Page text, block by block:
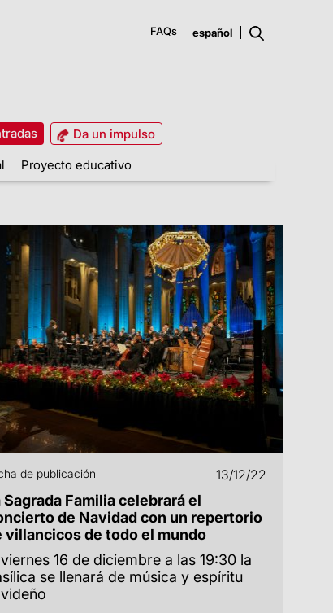
FAQs
Da un impulso
Proyecto educativo
de publicación 13/12/22
Sagrada Familia celebrará el
de Navidad con un repertorio
villancicos de todo el mundo
16 de diciembre a las 19:30 la
se llenará de música y espíritu